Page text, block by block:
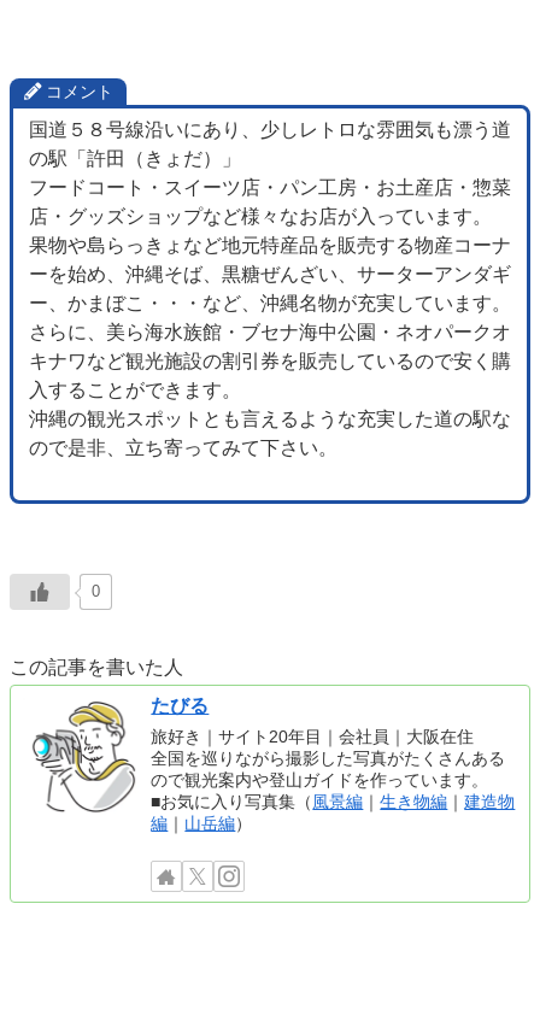
コメント
国道５８号線沿いにあり、少しレトロな雰囲気も漂う道
の駅「許田（きょだ）」
フードコート・スイーツ店・パン工房・お土産店・惣菜
店・グッズショップなど様々なお店が入っています。
果物や島らっきょなど地元特産品を販売する物産コーナ
ーを始め、沖縄そば、黒糖ぜんざい、サーターアンダギ
ー、かまぼこ・・・など、沖縄名物が充実しています。
さらに、美ら海水族館・ブセナ海中公園・ネオパークオ
キナワなど観光施設の割引券を販売しているので安く購
入することができます。
沖縄の観光スポットとも言えるような充実した道の駅な
ので是非、立ち寄ってみて下さい。
0
この記事を書いた人
たびる
旅好き｜サイト20年目｜会社員｜大阪在住
全国を巡りながら撮影した写真がたくさんある
ので観光案内や登山ガイドを作っています。
■お気に入り写真集（ 風景編 ｜生き物編 ｜建造物
編 ｜ 山岳編）